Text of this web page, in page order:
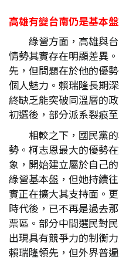
高雄有變台南仍是基本盤
綠營方面，高雄與
情勢其實存在明顯差異
先，但問題在於他的優
個人魅力。賴瑞隆長期
終缺乏能突破同溫層的
初選後，部分派系裂痕
相較之下，國民黨
勢。柯志恩最大的優勢
象，開始建立屬於自己
綠營基本盤，但她持續
實正在擴大其支持面。
時代後，已不再是過去
票區。部分中間選民對
出現具有競爭力的制衡
賴瑞隆領先，但外界普